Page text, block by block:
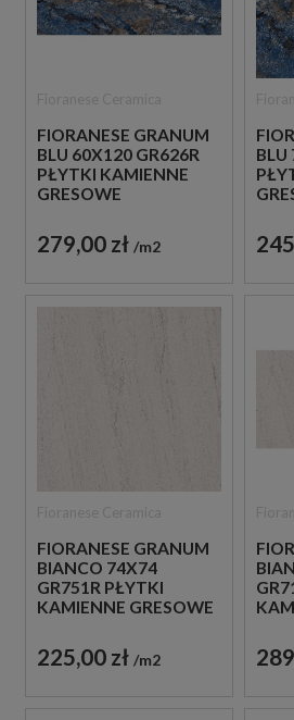
FIORANESE GRANUM
BLU 60X120 GR626R
PŁYTKI KAMIENNE
GRESOWE
279,00 zł m2
BLU
FIORANESE GRANUM
BIANCO 74X74
GR751R PŁYTKI
KAMIENNE GRESOWE
225,00 zł m2